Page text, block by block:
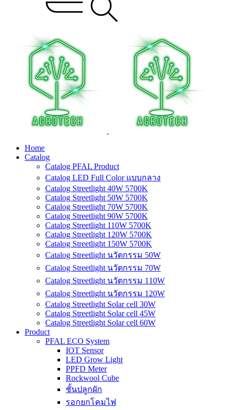
Home
Catalog
Catalog PFAL Product
Catalog LED Full Color แบบกลาง
Catalog Streetlight 40W 5700K
Catalog Streetlight 50W 5700K
Catalog Streetlight 70W 5700K
Catalog Streetlight 90W 5700K
Catalog Streetlight 110W 5700K
Catalog Streetlight 120W 5700K
Catalog Streetlight 150W 5700K
Catalog Streetlight นวัตกรรม 50W
Catalog Streetlight นวัตกรรม 70W
Catalog Streetlight นวัตกรรม 110W
Catalog Streetlight นวัตกรรม 120W
Catalog Streetlight Solar cell 30W
Catalog Streetlight Solar cell 45W
Catalog Streetlight Solar cell 60W
Product
PFAL ECO System
IOT Sensor
LED Grow Light
PPFD Meter
Rockwool Cube
ชั้นปลูกผัก
รอกยกโคมไฟ